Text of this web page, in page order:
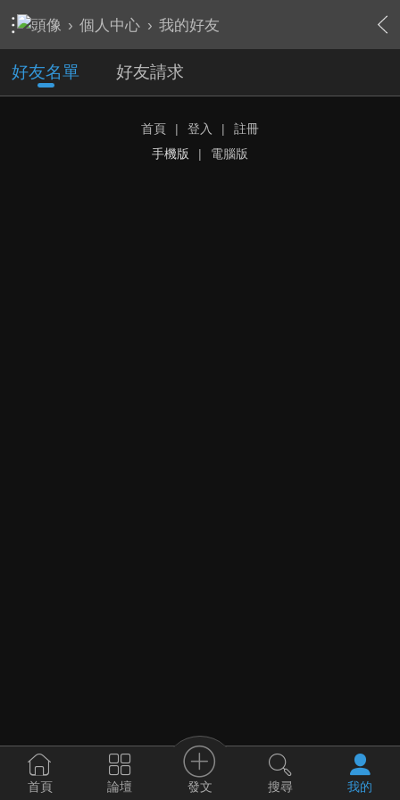
› 個人中心 › 我的好友
好友名單 好友請求
首頁 | 登入 |
註冊
手機版
| 電腦版
首頁 論壇 發文 搜尋 我的